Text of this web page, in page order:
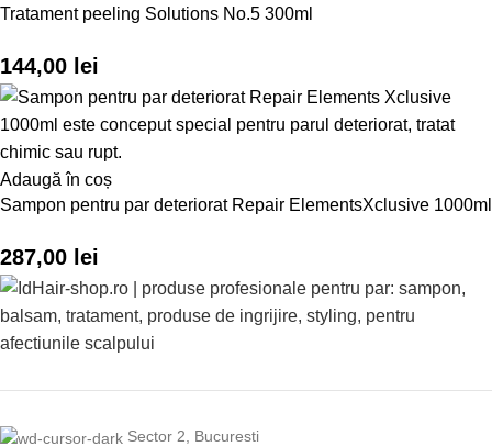
Tratament peeling Solutions No.5 300ml
144,00 lei
Adaugă în coș
Sampon pentru par deteriorat Repair ElementsXclusive 1000ml
287,00 lei
Sector 2, Bucuresti